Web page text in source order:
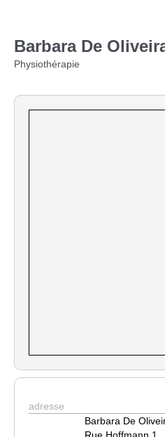
Barbara De
Physiothérapie
adresse
Barbara De